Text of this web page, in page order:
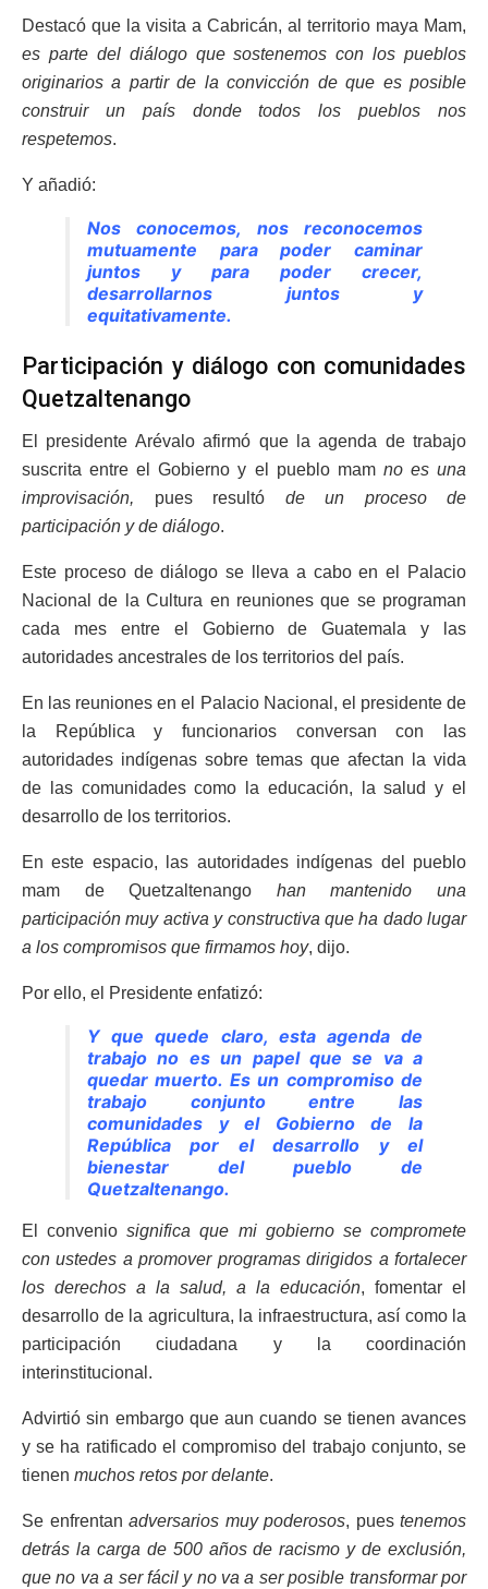
Destacó que la visita a Cabricán, al territorio maya Mam,
es parte del diálogo que sostenemos con los pueblos
originarios a partir de la convicción de que es posible
construir un país donde todos los pueblos nos
respetemos.
Y añadió:
Nos conocemos, nos reconocemos
mutuamente para poder caminar
juntos y para poder crecer,
desarrollarnos juntos y
equitativamente.
Participación y diálogo con comunidades
Quetzaltenango
El presidente Arévalo afirmó que la agenda de trabajo
suscrita entre el Gobierno y el pueblo mam no es una
improvisación, pues resultó de un proceso de
participación y de diálogo.
Este proceso de diálogo se lleva a cabo en el Palacio
Nacional de la Cultura en reuniones que se programan
cada mes entre el Gobierno de Guatemala y las
autoridades ancestrales de los territorios del país.
En las reuniones en el Palacio Nacional, el presidente de
la República y funcionarios conversan con las
autoridades indígenas sobre temas que afectan la vida
de las comunidades como la educación, la salud y el
desarrollo de los territorios.
En este espacio, las autoridades indígenas del pueblo
mam de Quetzaltenango han mantenido una
participación muy activa y constructiva que ha dado lugar
a los compromisos que firmamos hoy, dijo.
Por ello, el Presidente enfatizó:
Y que quede claro, esta agenda de
trabajo no es un papel que se va a
quedar muerto. Es un compromiso de
trabajo conjunto entre las
comunidades y el Gobierno de la
República por el desarrollo y el
bienestar del pueblo de
Quetzaltenango.
El conveniosignifica que mi gobierno se compromete
con ustedes a promover programas dirigidos a fortalecer
los derechos a la salud, a la educación, fomentar el
desarrollo de la agricultura, la infraestructura, así como la
participación ciudadana y la coordinación
interinstitucional.
Advirtió sin embargo que aun cuando se tienen avances
y se ha ratificado el compromiso del trabajo conjunto, se
tienen muchos retos por delante.
Se enfrentan adversarios muy poderosos, pues tenemos
detrás la carga de 500 años de racismo y de exclusión,
que no va a ser fácil y no va a ser posible transformar por